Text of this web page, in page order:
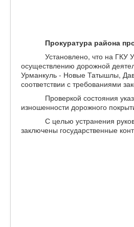
Прокуратура района
Установлено, что на ГКУ
осуществлению дорожной
Урманкуль - Новые Татышлы,
соответствии с требованиями
Проверкой состояния
изношенности дорожного
С целью устранения
заключены государственные